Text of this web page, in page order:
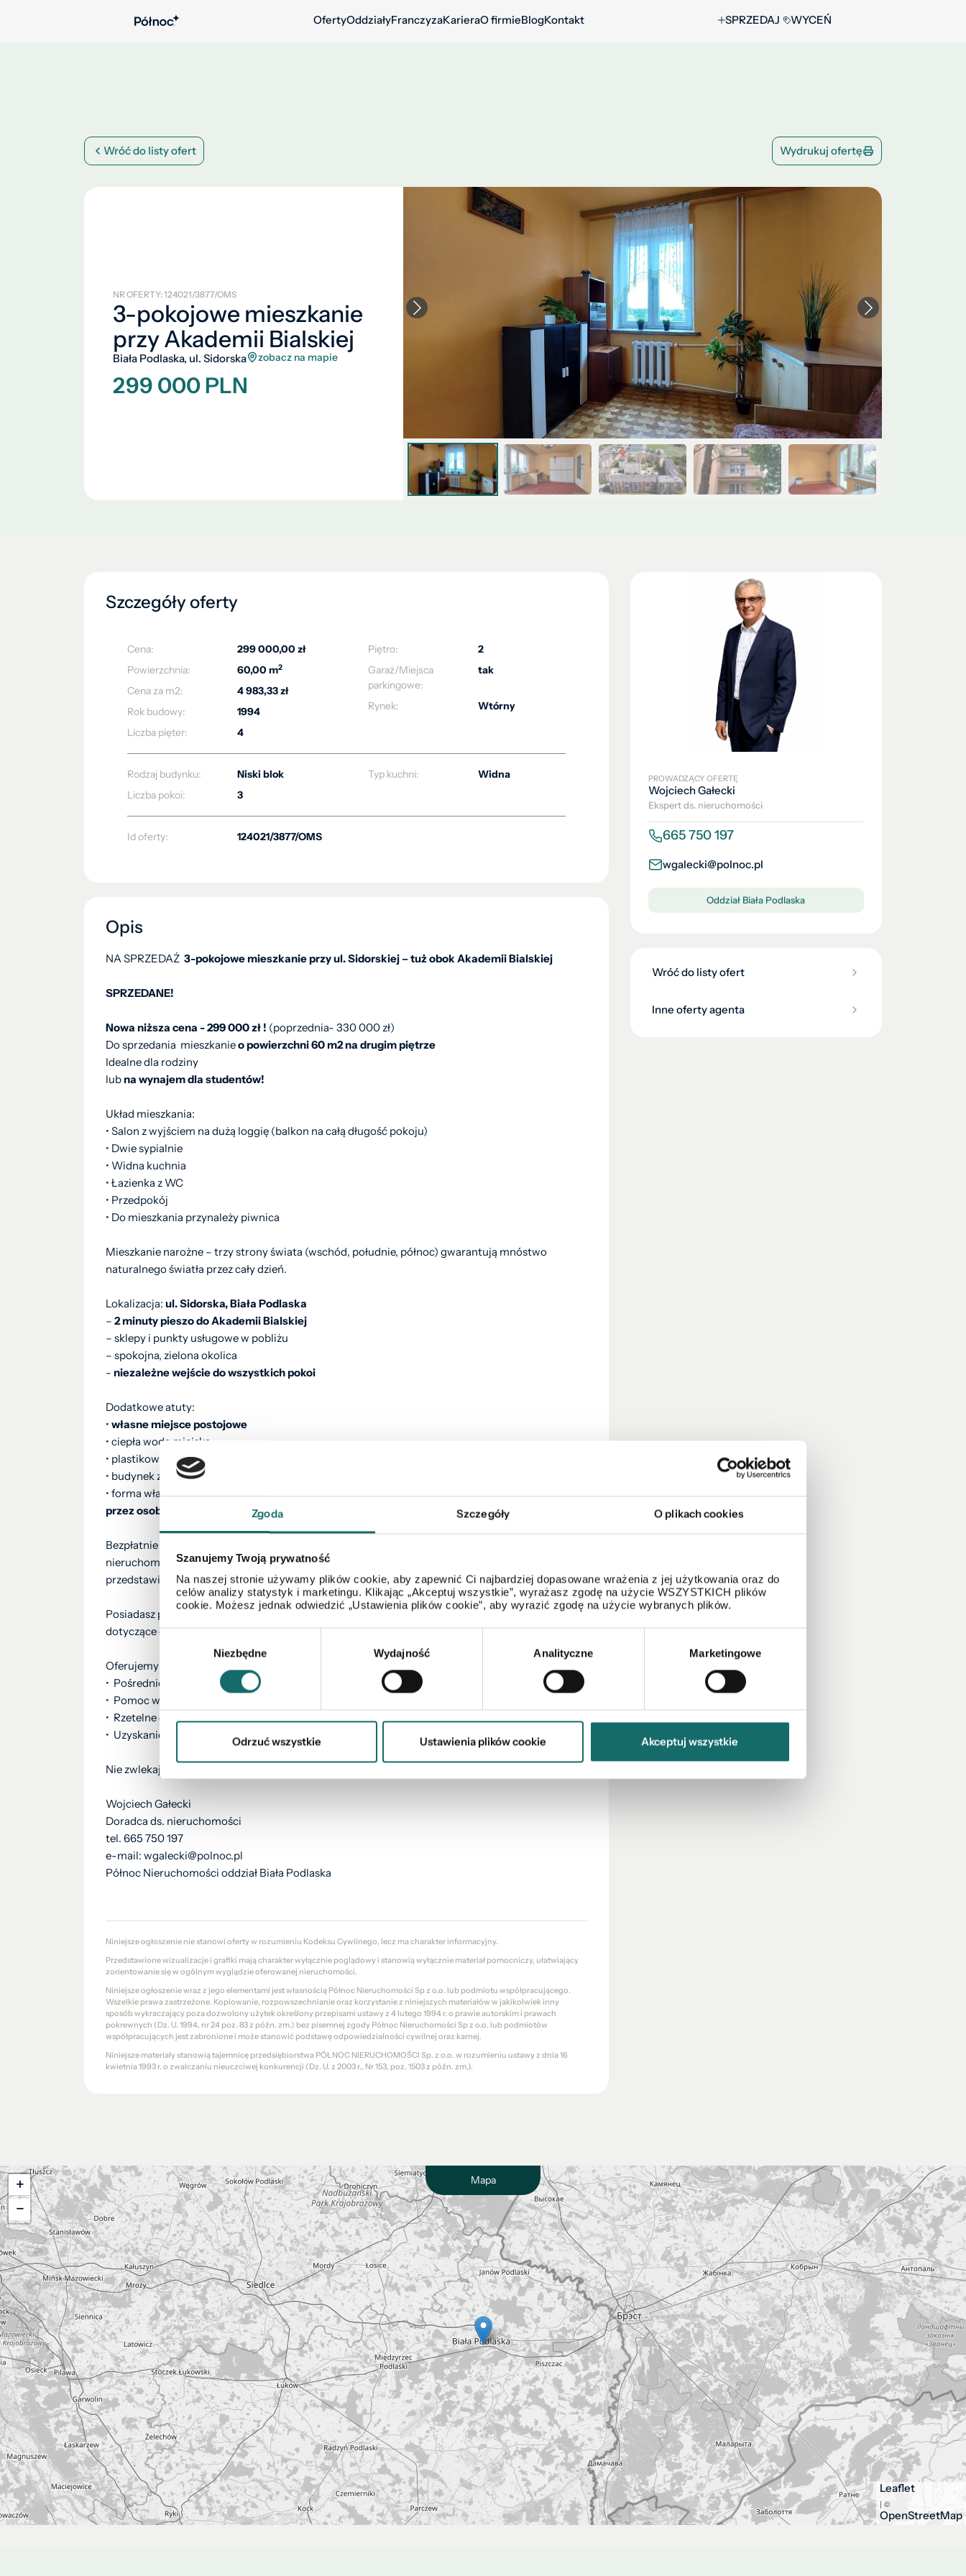
Zgoda Szczegóły O plikach cookies
Szanujemy Twoją prywatność
Na naszej stronie używamy plików cookie, aby zapewnić Ci najbardziej dopasowane wrażenia z jej użytkowania oraz do
celów analizy statystyk i marketingu. Klikając „Akceptuj wszystkie”, wyrażasz zgodę na użycie WSZYSTKICH plików
cookie. Możesz jednak odwiedzić „Ustawienia plików cookie”, aby wyrazić zgodę na użycie wybranych plików.
Wybór
Niezbędne Wydajność Analityczne Marketingowe
Odrzuć wszystkie Ustawienia plików cookie Akceptuj wszystkie
OfertyOddziałyFranczyzaKarieraO firmieBlogKontakt SPRZEDAJ WYCEŃ
Wróć do listy ofert Wydrukuj ofertę
NR OFERTY: 124021/3877/OMS
3-pokojowe mieszkanie
przy Akademii Bialskiej
Biała Podlaska, ul. Sidorska zobacz na mapie
299 000 PLN
Szczegóły oferty
Cena:
299 000,00 zł
Powierzchnia:
60,00 m2
Cena za m2:
4 983,33 zł
Rok budowy:
1994
Liczba pięter:
4
Piętro:
2
Garaż/Miejsca
parkingowe:
tak
Rynek: Wtórny
Rodzaj budynku:
Niski blok
Liczba pokoi:
3
Typ kuchni: Widna
Id oferty: 124021/3877/OMS
Opis
NA SPRZEDAŻ 3-pokojowe mieszkanie przy ul. Sidorskiej – tuż obok Akademii Bialskiej
SPRZEDANE!
Nowa niższa cena - 299 000 zł ! (poprzednia- 330 000 zł)
Do sprzedania mieszkanieo powierzchni 60 m2 na drugim piętrze
Idealne dla rodziny
lubna wynajem dla studentów!
Układ mieszkania:
• Salon z wyjściem na dużą loggię (balkon na całą długość pokoju)
• Dwie sypialnie
• Widna kuchnia
• Łazienka z WC
• Przedpokój
• Do mieszkania przynależy piwnica
Mieszkanie narożne – trzy strony świata (wschód, południe, północ) gwarantują mnóstwo
naturalnego światła przez cały dzień.
Lokalizacja: ul. Sidorska, Biała Podlaska
– 2 minuty pieszo do Akademii Bialskiej
– sklepy i punkty usługowe w pobliżu
– spokojna, zielona okolica
- niezależne wejście do wszystkich pokoi
Dodatkowe atuty:
• własne miejsce postojowe
• ciepła woda miejska
• plastikowe okna
• budynek z cegły
• forma własności:spółdzielcze własnościowe prawo do lokalu– możliwość zakupu także
przez osoby spoza Unii Europejskiej.
Bezpłatnie pomagamy w formalnościach związanych z uzyskaniem kredytu na zakup
nieruchomości. Nasz doradca kredytowy bezpłatnie sprawdzi Twoją zdolność kredytową i
przedstawi najlepsze oferty z ponad 10 banków.
Posiadasz podobną nieruchomość? Skorzystaj z bezpłatnej konsultacji – odpowiemy na pytania
dotyczące ceny, procesu sprzedaży oraz możliwości poprawy atrakcyjności oferty
Oferujemy również:
•⁠ ⁠Pośrednictwo w kupnie, sprzedaży oraz najmie nieruchomości.
•⁠ ⁠Pomoc w sprzedaży nieruchomości o skomplikowanej sytuacji prawnej.
•⁠ ⁠Rzetelne oceny wartości nieruchomości.
• Uzyskanie świadectwa energetycznego.
Nie zwlekaj, zadzwoń już teraz!
Wojciech Gałecki
Doradca ds. nieruchomości
tel. 665 750 197
e-mail: wgalecki@polnoc.pl
Północ Nieruchomości oddział Biała Podlaska
Niniejsze ogłoszenie nie stanowi oferty w rozumieniu Kodeksu Cywilnego, lecz ma charakter informacyjny.
Przedstawione wizualizacje i grafiki mają charakter wyłącznie poglądowy i stanowią wyłącznie materiał pomocniczy, ułatwiający
zorientowanie się w ogólnym wyglądzie oferowanej nieruchomości.
Niniejsze ogłoszenie wraz z jego elementami jest własnością Północ Nieruchomości Sp z o.o. lub podmiotu współpracującego.
Wszelkie prawa zastrzeżone. Kopiowanie, rozpowszechnianie oraz korzystanie z niniejszych materiałów w jakikolwiek inny
sposób wykraczający poza dozwolony użytek określony przepisami ustawy z 4 lutego 1994 r. o prawie autorskim i prawach
pokrewnych (Dz. U. 1994, nr 24 poz. 83 z późn. zm.) bez pisemnej zgody Północ Nieruchomości Sp z o.o. lub podmiotów
współpracujących jest zabronione i może stanowić podstawę odpowiedzialności cywilnej oraz karnej.
Niniejsze materiały stanowią tajemnicę przedsiębiorstwa PÓŁNOC NIERUCHOMOŚCI Sp. z o.o. w rozumieniu ustawy z dnia 16
kwietnia 1993 r. o zwalczaniu nieuczciwej konkurencji (Dz. U. z 2003 r., Nr 153, poz. 1503 z późn. zm.).
PROWADZĄCY OFERTĘ
Wojciech Gałecki
Ekspert ds. nieruchomości
665 750 197
wgalecki@polnoc.pl
Oddział Biała Podlaska
Wróć do listy ofert
Inne oferty agenta
Mapa
+
−
Leaflet
| ©
OpenStreetMap